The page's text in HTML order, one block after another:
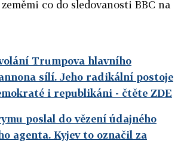
co do sledovanosti BBC na
Trumpova hlavního
sílí. Jeho radikální postoje
i republikáni - čtěte ZDE
poslal do vězení údajného
agenta. Kyjev to označil za